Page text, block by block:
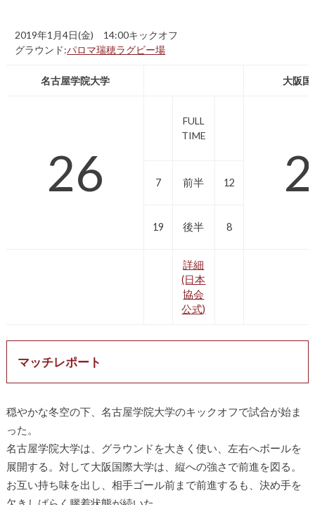
2019年1月4日(金) 14:00キックオフ
グラウンド:パロマ瑞穂ラグビー場
名古屋学院大学 大阪国
26
FULL
TIME
7 前半 12
19 後半 8
詳細
(日本
協会
公式)
マッチレポート
穏やかな冬空の下、名古屋学院大学のキックオフで試合が始ま
った。
名古屋学院大学は、グラウンドを大きく使い、左右へボールを
展開する。対して大阪国際大学は、縦への強さで前進を図る。
お互い持ち味を出し、相手ゴール前まで前進するも、決め手を